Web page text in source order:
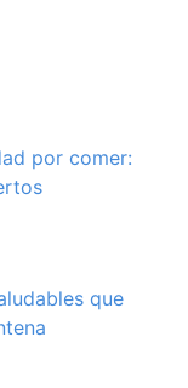
por comer:
que